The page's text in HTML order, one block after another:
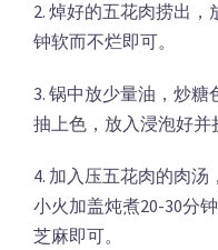
2. 焯好的五花肉捞出
钟软而不烂即可。
3. 锅中放少量油，炒
抽上色，放入浸泡好并
4. 加入压五花肉的肉
小火加盖炖煮20-30分
芝麻即可。